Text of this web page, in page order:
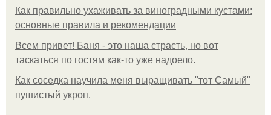
Как правильно ухаживать за виноградными кустами:
основные правила и рекомендации
Всем привет! Баня - это наша страсть, но вот
таскаться по гостям как-то уже надоело.
Как соседка научила меня выращивать "тот Самый"
пушистый укроп.